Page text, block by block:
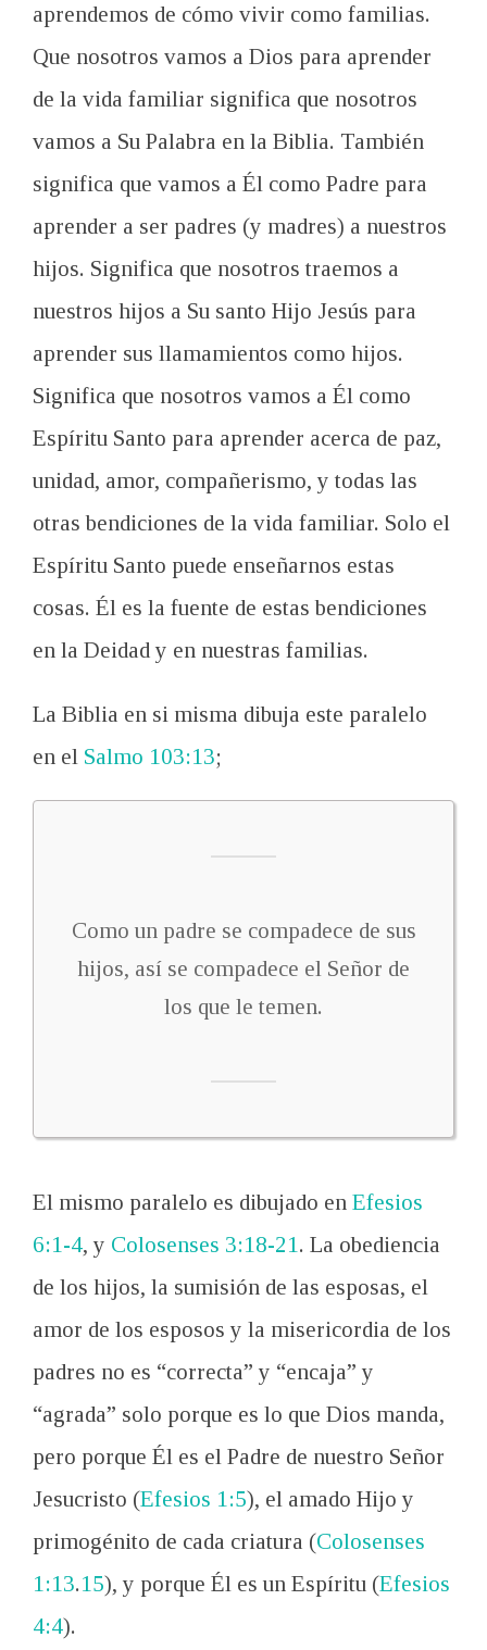
aprendemos de cómo vivir como familias.
Que nosotros vamos a Dios para aprender
de la vida familiar significa que nosotros
vamos a Su Palabra en la Biblia. También
significa que vamos a Él como Padre para
aprender a ser padres (y madres) a nuestros
hijos. Significa que nosotros traemos a
nuestros hijos a Su santo Hijo Jesús para
aprender sus llamamientos como hijos.
Significa que nosotros vamos a Él como
Espíritu Santo para aprender acerca de paz,
unidad, amor, compañerismo, y todas las
otras bendiciones de la vida familiar. Solo el
Espíritu Santo puede enseñarnos estas
cosas. Él es la fuente de estas bendiciones
en la Deidad y en nuestras familias.
La Biblia en si misma dibuja este paralelo
en el Salmo 103:13;
Como un padre se compadece de sus
hijos, así se compadece el Señor de
los que le temen.
El mismo paralelo es dibujado en Efesios
6:1-4, y Colosenses 3:18-21. La obediencia
de los hijos, la sumisión de las esposas, el
amor de los esposos y la misericordia de los
padres no es “correcta” y “encaja” y
“agrada” solo porque es lo que Dios manda,
pero porque Él es el Padre de nuestro Señor
Jesucristo (Efesios 1:5), el amado Hijo y
primogénito de cada criatura (Colosenses
1:13.15), y porque Él es un Espíritu (Efesios
4:4).